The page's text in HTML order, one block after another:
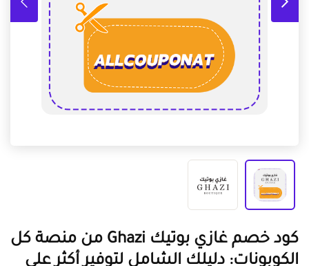
كود خصم غازي بوتيك Ghazi من منصة كل
الكوبونات: دليلك الشامل لتوفير أكثر على